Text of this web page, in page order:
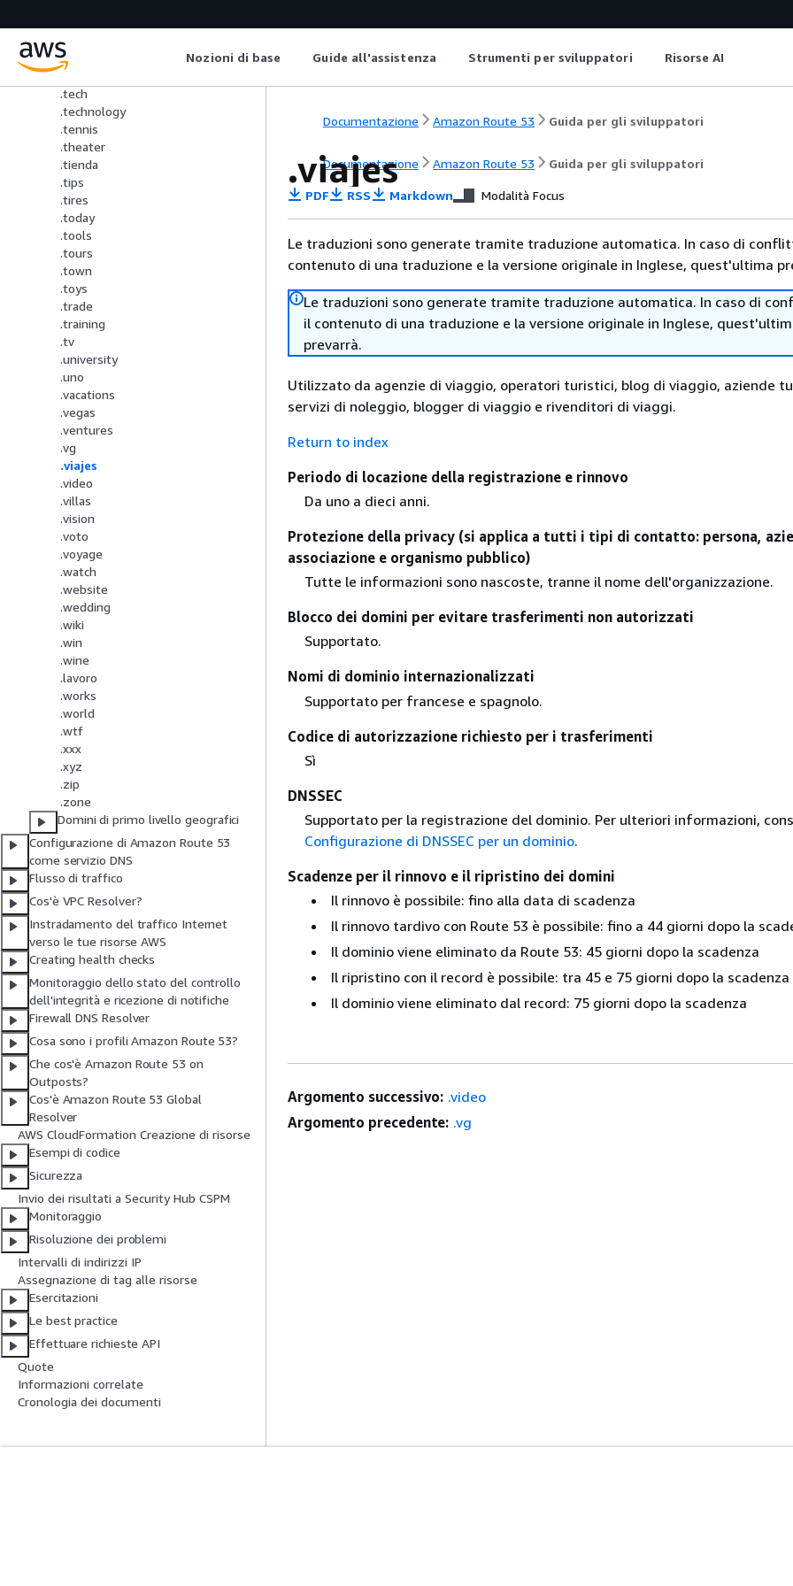
Nozioni di base Guide all'assistenza Strumenti per sviluppatori Risorse AI
.tax
.taxi
.team
.tech
.technology
.tennis
.theater
.tienda
.tips
.tires
.today
.tools
.tours
.town
.toys
.trade
.training
.tv
.university
.uno
.vacations
.vegas
.ventures
.vg
.viajes
.video
.villas
.vision
.voto
.voyage
.watch
.website
.wedding
.wiki
.win
.wine
.lavoro
.works
.world
.wtf
.xxx
.xyz
.zip
.zone
Domini di primo livello geografici
Configurazione di Amazon Route 53
come servizio DNS
Flusso di traffico
Cos'è VPC Resolver?
Instradamento del traffico Internet
verso le tue risorse AWS
Creating health checks
Monitoraggio dello stato del controllo
dell'integrità e ricezione di notifiche
Firewall DNS Resolver
Cosa sono i profili Amazon Route 53?
Che cos'è Amazon Route 53 on
Outposts?
Cos'è Amazon Route 53 Global
Resolver
AWS CloudFormation Creazione di risorse
Esempi di codice
Sicurezza
Invio dei risultati a Security Hub CSPM
Monitoraggio
Risoluzione dei problemi
Intervalli di indirizzi IP
Assegnazione di tag alle risorse
Esercitazioni
Le best practice
Effettuare richieste API
Quote
Informazioni correlate
Cronologia dei documenti
Documentazione Amazon Route 53 Guida per gli sviluppatori
Documentazione Amazon Route 53 Guida per gli sviluppatori
.viajes
PDF RSS Markdown Modalità Focus
Le traduzioni sono generate tramite traduzione automatica. In caso di
contenuto di una traduzione e la versione originale in Inglese, quest'ultima
Le traduzioni sono generate tramite traduzione automatica. In caso di
il contenuto di una traduzione e la versione originale in Inglese,
prevarrà.
Utilizzato da agenzie di viaggio, operatori turistici, blog di viaggio, aziende
servizi di noleggio, blogger di viaggio e rivenditori di viaggi.
Return to index
Periodo di locazione della registrazione e rinnovo
Da uno a dieci anni.
Protezione della privacy (si applica a tutti i tipi di contatto: persona,
associazione e organismo pubblico)
Tutte le informazioni sono nascoste, tranne il nome dell'organizzazione.
Blocco dei domini per evitare trasferimenti non autorizzati
Supportato.
Nomi di dominio internazionalizzati
Supportato per francese e spagnolo.
Codice di autorizzazione richiesto per i trasferimenti
Sì
DNSSEC
Supportato per la registrazione del dominio. Per ulteriori informazioni,
Configurazione di DNSSEC per un dominio.
Scadenze per il rinnovo e il ripristino dei domini
Il rinnovo è possibile: fino alla data di scadenza
Il rinnovo tardivo con Route 53 è possibile: fino a 44 giorni dopo la
Il dominio viene eliminato da Route 53: 45 giorni dopo la scadenza
Il ripristino con il record è possibile: tra 45 e 75 giorni dopo la scadenza
Il dominio viene eliminato dal record: 75 giorni dopo la scadenza
Argomento successivo: .video
Argomento precedente: .vg